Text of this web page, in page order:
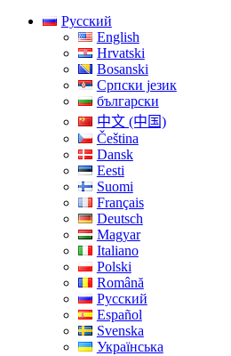
Русский
English
Hrvatski
Bosanski
Српски језик
български
中文 (中国)
Čeština
Dansk
Eesti
Suomi
Français
Deutsch
Magyar
Italiano
Polski
Română
Русский
Español
Svenska
Українська